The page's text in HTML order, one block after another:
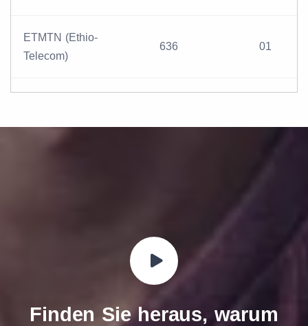
ETMTN (Ethio-
Telecom)
636 01
Finden Sie heraus, warum